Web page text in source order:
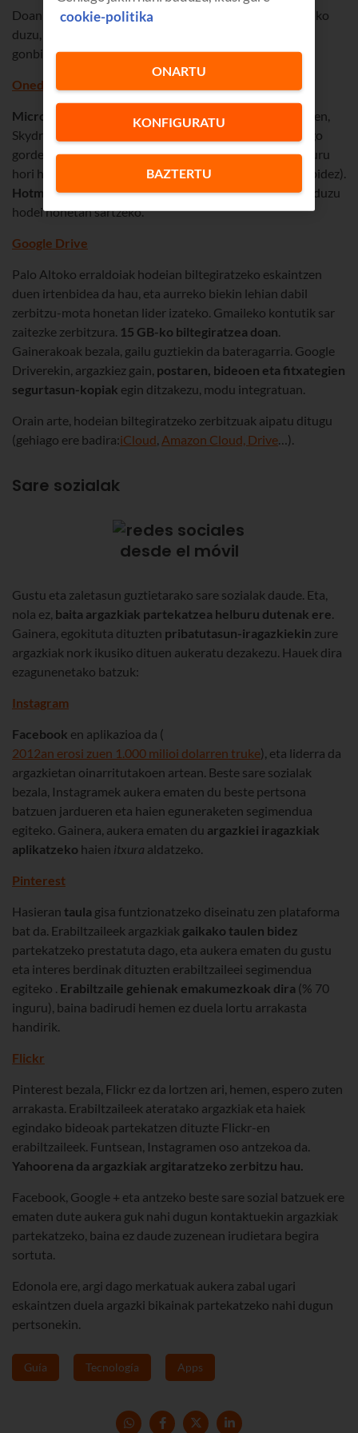
Doan erregistratu ondoren
edukiko
duzu, baina kopuru hori erraz handitu dezakezu jendea
gonbidatuta, txiokatuta... jasoko dituzun “sarien” bidez.
Onedrive
Microsoft
ek hodeian biltegiratzeko duen tresna da (lehen,
Skydrive). Dropboxen oso antzekoa da, baina GB gehiago
gordetzeko aukera ematen du, doan (ia beti bezala, kopuru
hori handitu daiteke aukeran dauden zenbait tarifaren bidez).
Hotmailen (orain Outlook)kontu bat eduki besterik ez duzu
hodei honetan sartzeko.
Google Drive
Palo Altoko erraldoiak hodeian biltegiratzeko eskaintzen
duen irtenbidea da hau, eta aurreko biekin lehian dabil
zerbitzu-mota honetan lider izateko. Gmaileko kontutik sar
zaitezke zerbitzura. 15 GB-ko biltegiratzea doan
Gainerakoak bezala, gailu guztiekin da bateragarria. Google
Driverekin, argazkiez gain, postaren, bideoen eta fitxategien
segurtasun-kopiak egin ditzakezu, modu integratuan.
Orain arte, hodeian biltegiratzeko zerbitzuak aipatu ditugu
(gehiago ere badira:iCloud Amazon Cloud, Drive …).
Sare sozialak
Gustu eta zaletasun guztietarako sare sozialak daude. Eta,
nola ez, baita argazkiak partekatzea helburu dutenak ere
Gainera, egokituta dituzten pribatutasun-iragazkiekin zure
argazkiak nork ikusiko dituen aukeratu dezakezu. Hauek dira
ezagunenetako batzuk:
Instagram
Facebook en aplikazioa da (
2012an erosi zuen 1.000 milioi dolarren truke), eta liderra da
argazkietan oinarritutakoen artean. Beste sare sozialak
bezala, Instagramek aukera ematen du beste pertsona
batzuen jardueren eta haien eguneraketen segimendua
egiteko. Gainera, aukera ematen du argazkiei iragazkiak
aplikatzeko haien itxura aldatzeko.
Pinterest
Hasieran taula gisa funtzionatzeko diseinatu zen plataforma
bat da. Erabiltzaileek argazkiak gaikako taulen bidez
partekatzeko prestatuta dago, eta aukera ematen du gustu
eta interes berdinak dituzten erabiltzaileei segimendua
egiteko . Erabiltzaile gehienak emakumezkoak dira (% 70
inguru), baina badirudi hemen ez duela lortu arrakasta
handirik.
Flickr
Pinterest bezala, Flickr ez da lortzen ari, hemen, espero zuten
arrakasta. Erabiltzaileek ateratako argazkiak eta haiek
egindako bideoak partekatzen dituzte Flickr-en
erabiltzaileek. Funtsean, Instagramen oso antzekoa da.
Yahoorena da argazkiak argitaratzeko zerbitzu hau.
Facebook, Google + eta antzeko beste sare sozial batzuek ere
ematen dute aukera guk nahi dugun kontaktuekin argazkiak
partekatzeko, baina ez daude zuzenean irudietara begira
sortuta.
Edonola ere, argi dago merkatuak aukera zabal ugari
eskaintzen duela argazki bikainak partekatzeko nahi dugun
pertsonekin.
Guía Tecnología Apps
cookie-politika
KONFIGURATU
BAZTERTU
ONARTU